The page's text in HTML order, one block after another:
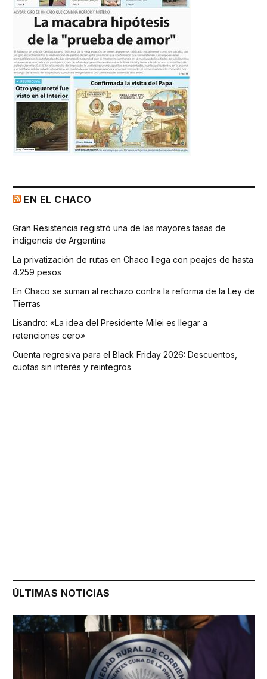
EN EL CHACO
Gran Resistencia registró una de las mayores tasas de
indigencia de Argentina
La privatización de rutas en Chaco llega con peajes de hasta
4.259 pesos
En Chaco se suman al rechazo contra la reforma de la Ley de
Tierras
Lisandro: «La idea del Presidente Milei es llegar a
retenciones cero»
Cuenta regresiva para el Black Friday 2026: Descuentos,
cuotas sin interés y reintegros
ÚLTIMAS NOTICIAS